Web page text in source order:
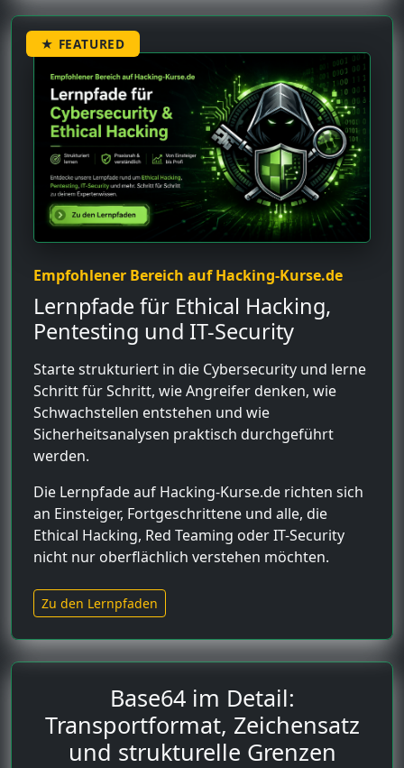
★ FEATURED
Empfohlener Bereich auf Hacking-Kurse.de
Lernpfade für Ethical Hacking,
Pentesting und IT-Security
Starte strukturiert in die Cybersecurity und lerne
Schritt für Schritt, wie Angreifer denken, wie
Schwachstellen entstehen und wie
Sicherheitsanalysen praktisch durchgeführt
werden.
Die Lernpfade auf Hacking-Kurse.de richten sich
an Einsteiger, Fortgeschrittene und alle, die
Ethical Hacking, Red Teaming oder IT-Security
nicht nur oberflächlich verstehen möchten.
Zu den Lernpfaden
Base64 im Detail:
Transportformat, Zeichensatz
und strukturelle Grenzen